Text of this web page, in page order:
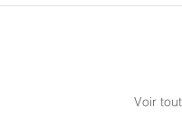
Voir tout